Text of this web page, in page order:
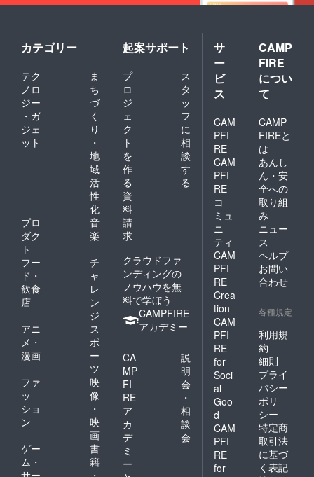
カテゴリー
テク
ノロ
ジー
・ガ
ジェ
ット
ま
ち
づ
く
り
・
地
域
活
性
化
プロ
ダク
ト
音
楽
フー
ド・
飲食
店
チ
ャ
レ
ン
ジ
アニ
メ・
漫画
ス
ポ
ー
ツ
ファ
ッ
ショ
ン
映
像
・
映
画
ゲー
ム・
書
籍
起案サポート
プ
ロ
ジ
ェ
ク
ト
を
作
る
ス
タ
ッ
フ
に
相
談
す
る
資
料
請
求
クラウドファ
ンディングの
ノウハウを無
料で学ぼう
CAMPFIRE
アカデミー
CA
MP
FI
RE
ア
カ
デ
ミ
ー
説
明
会
・
相
談
会
サ
ー
ビ
ス
CAM
PFI
RE
CAM
PFI
RE
コ
ミュ
ニ
ティ
CAM
PFI
RE
Crea
tion
CAM
PFI
RE
for
Soci
al
Goo
d
CAM
PFI
RE
for
CAMP
FIRE
につい
て
CAMP
FIREと
は
あんし
ん・安
全への
取り組
み
ニュー
ス
ヘルプ
お問い
合わせ
各種規定
利用規
約
細則
プライ
バシー
ポリ
シー
特定商
取引法
に基づ
く表記